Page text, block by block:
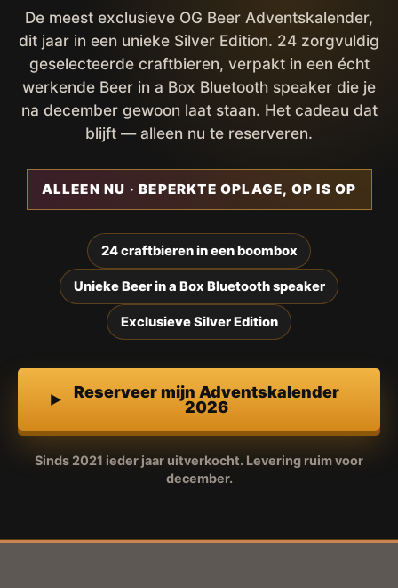
De meest exclusieve OG Beer Adventskalender,
dit jaar in een unieke Silver Edition. 24 zorgvuldig
geselecteerde craftbieren, verpakt in een écht
werkende Beer in a Box Bluetooth speaker die je
na december gewoon laat staan. Het cadeau dat
blijft — alleen nu te reserveren.
ALLEEN NU · BEPERKTE OPLAGE, OP IS OP
24 craftbieren in een boombox
Unieke Beer in a Box Bluetooth speaker
Exclusieve Silver Edition
Reserveer mijn Adventskalender
2026
Sinds 2021 ieder jaar uitverkocht. Levering ruim voor
december.